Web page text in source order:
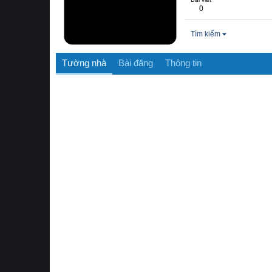
0
Tìm kiếm
Tường nhà Bài đăng Thông tin